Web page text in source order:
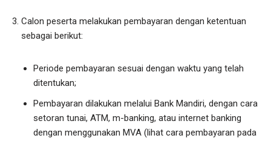
Calon peserta melakukan pembayaran dengan ketentuan
sebagai berikut:
Periode pembayaran sesuai dengan waktu yang telah
ditentukan;
Pembayaran dilakukan melalui Bank Mandiri, dengan cara
setoran tunai, ATM, m-banking, atau internet banking
dengan menggunakan MVA (lihat cara pembayaran pada